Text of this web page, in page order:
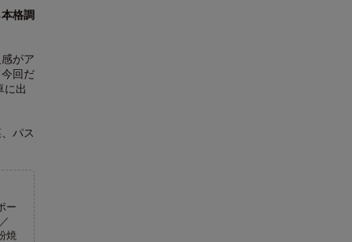
格調
がア
回だ
に出
パス
ー
焼